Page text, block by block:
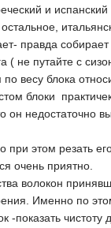
и
правда
путайте с
весу блока
блоки
он недостаточно
при этом резать
очень приятно.
волокон
Именно по
показать чистоту